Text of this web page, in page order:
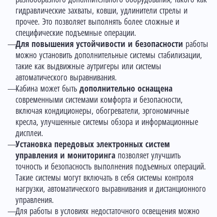
гидравлические захваты, ковши, удлинители стрелы и
прочее. Это позволяет выполнять более сложные и
специфические подъемные операции.
Для повышения устойчивости и безопасности работы
можно установить дополнительные системы стабилизации,
такие как выдвижные аутригеры или системы
автоматического выравнивания.
Кабина может быть дополнительно оснащена
современными системами комфорта и безопасности,
включая кондиционеры, обогреватели, эргономичные
кресла, улучшенные системы обзора и информационные
дисплеи.
Установка передовых электронных систем
управления и мониторинга позволяет улучшить
точность и безопасность выполнения подъемных операций.
Такие системы могут включать в себя системы контроля
нагрузки, автоматического выравнивания и дистанционного
управления.
Для работы в условиях недостаточного освещения можно